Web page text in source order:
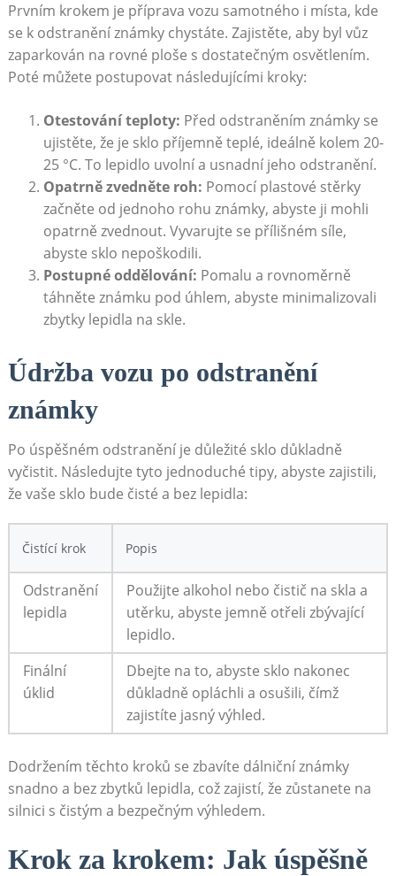
Prvním krokem je příprava vozu samotného i místa, kde
se k odstranění známky chystáte. Zajistěte, aby byl vůz
zaparkován na rovné ploše s dostatečným osvětlením.
Poté můžete postupovat následujícími kroky:
Otestování teploty: Před odstraněním známky se
ujistěte, že je sklo příjemně teplé, ideálně kolem 20-
25 °C. To lepidlo uvolní a usnadní jeho odstranění.
Opatrně zvedněte roh: Pomocí plastové stěrky
začněte od jednoho rohu známky, abyste ji mohli
opatrně zvednout. Vyvarujte se přílišném síle,
abyste sklo nepoškodili.
Postupné oddělování: Pomalu a rovnoměrně
táhněte známku pod úhlem, abyste minimalizovali
zbytky lepidla na skle.
Údržba vozu po odstranění
známky
Po úspěšném odstranění je důležité sklo důkladně
vyčistit. Následujte tyto jednoduché tipy, abyste zajistili,
že vaše sklo bude čisté a bez lepidla:
Čistící krok Popis
Odstranění
lepidla
Použijte alkohol nebo čistič na skla a
utěrku, abyste jemně otřeli zbývající
lepidlo.
Finální
úklid
Dbejte na to, abyste sklo nakonec
důkladně opláchli a osušili, čímž
zajistíte jasný výhled.
Dodržením těchto kroků se zbavíte dálniční známky
snadno a bez zbytků lepidla, což zajistí, že zůstanete na
silnici s čistým a bezpečným výhledem.
Krok za krokem: Jak úspěšně